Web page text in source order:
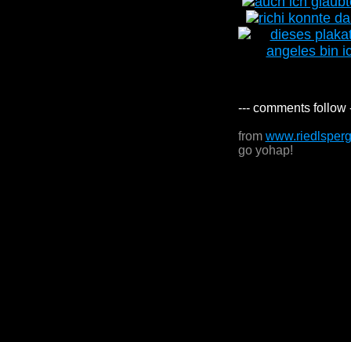
--- comments follow
from
go yohap!